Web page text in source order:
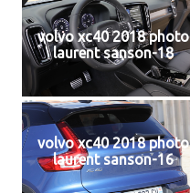
volvo xc40 2018 photo
laurent sanson-18
volvo xc40 2018 photo
laurent sanson-16